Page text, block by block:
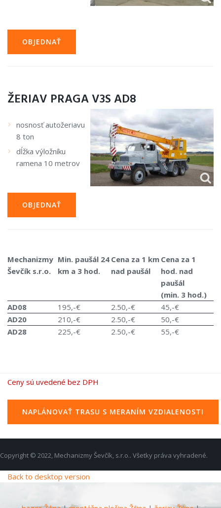
OBJEDNAŤ
ŽERIAV PRAGA V3S AD8
nosnosť autožeriavu
8 ton
dĺžka výložníku
ramena 10 metrov
OBJEDNAŤ
Mechanizmy
Ševčík s.r.o.
Min. paušál 24
km a 3 hod.
Cena za 1 km
nad paušál
Cena za 1
hod. nad
paušál
(min. 3 hod.)
AD08
195,-€ 2.50,-€
45,-€
AD20
210,-€ 2.50,-€
50,-€
AD28
225,-€ 2.50,-€ 55,-€
Ceny sú uvedené bez DPH
NAPLÁNOVAŤ TRASU S MERANÍM VZDIALENOSTI
Copyright © 2022, Mechanizmy Ševčík, s.r.o.. Všetky práva vyhradené.
Back to desktop version